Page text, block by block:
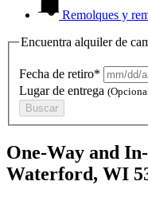
Remolques y
Encuentra alquiler de
Fecha de retiro*
Lugar de entrega
Buscar
One-Way and
Waterford, WI